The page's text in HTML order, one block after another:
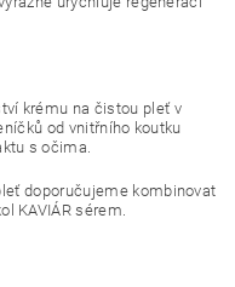
krému na čistou pleť v
od vnitřního koutku
s očima.
doporučujeme kombinovat
KAVIÁR sérem.